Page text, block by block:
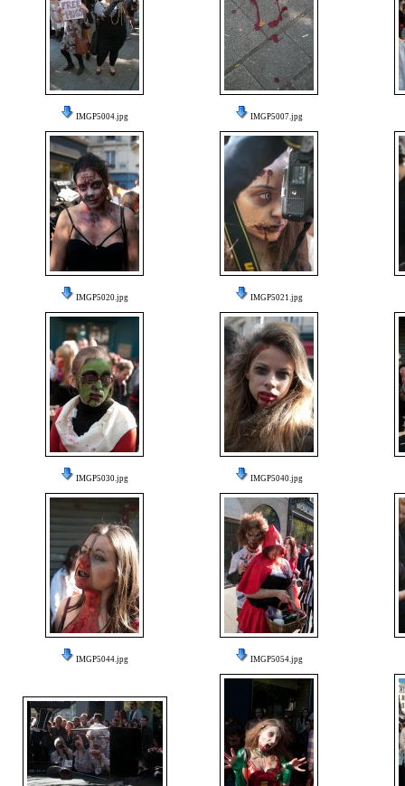
IMGP5004.jpg IMGP5007.jpg
IMGP5020.jpg IMGP5021.jpg
IMGP5030.jpg IMGP5040.jpg
IMGP5044.jpg IMGP5054.jpg